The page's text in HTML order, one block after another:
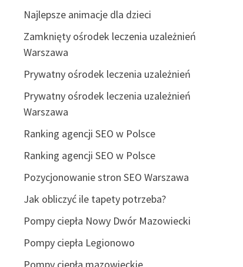
Najlepsze animacje dla dzieci
Zamknięty ośrodek leczenia uzależnień
Warszawa
Prywatny ośrodek leczenia uzależnień
Prywatny ośrodek leczenia uzależnień
Warszawa
Ranking agencji SEO w Polsce
Ranking agencji SEO w Polsce
Pozycjonowanie stron SEO Warszawa
Jak obliczyć ile tapety potrzeba?
Pompy ciepła Nowy Dwór Mazowiecki
Pompy ciepła Legionowo